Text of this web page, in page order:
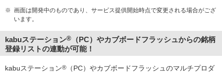
※ 画面は開発中のものであり、サービス提供開始時点で変更される場合がござ
います。
kabuステーション®
（PC）やカブボードフラッシュからの銘柄
登録リストの連動が可能！
kabuステーション®
（PC）やカブボードフラッシュのマルチプロダ